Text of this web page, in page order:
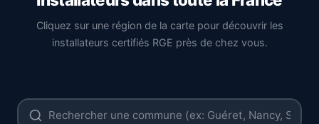
Cliquez sur une région de la carte pour découvrir les
installateurs certifiés RGE près de chez vous.